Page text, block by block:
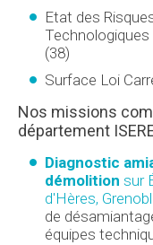
Etat des
(38)
Surface Loi
Nos missions
département
Diagnostic
démolition sur
d'Hères,
de
équipes